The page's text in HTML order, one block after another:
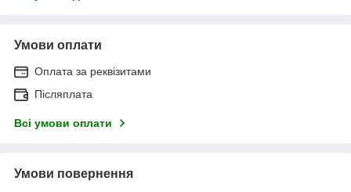
Умови оплати
Оплата за реквізитами
Післяплата
Всі умови оплати
Умови повернення